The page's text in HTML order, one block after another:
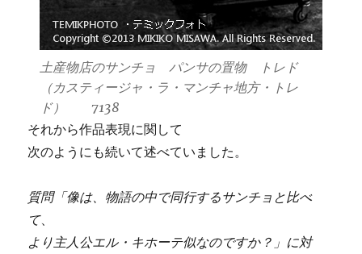
土産物店のサンチョ パンサの置物 トレド
（カスティージャ・ラ・マンチャ地方・トレ
ド） 7138
それから作品表現に関して
次のようにも続いて述べていました。
質問「像は、物語の中で同行するサンチョと比べ
て、
より主人公エル・キホーテ似なのですか？」に対